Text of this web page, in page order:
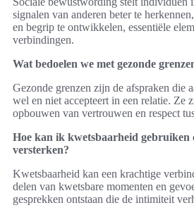
signalen van anderen beter te
en begrip te ontwikkelen, essentiële
verbindingen.
Wat bedoelen we met gezonde
Gezonde grenzen zijn de afspraken die
wel en niet accepteert in een relatie. Ze
opbouwen van vertrouwen en respect
Hoe kan ik kwetsbaarheid gebruiken
versterken?
Kwetsbaarheid kan een krachtige
delen van kwetsbare momenten en
gesprekken ontstaan die de intimiteit